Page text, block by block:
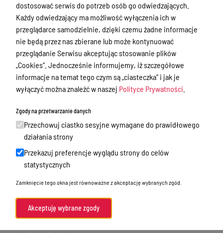
Ogłoszenia
Petycje
Nabór
Dyżury Aptek w Powiecie Ostródzkim
Komunikacja publiczna
Rada Miejska
Oświadczenia majątkowe
Akty prawne
Akty prawne - poprzednia wersja
Spisy
Gminna Komisja Rozwiązywania
Problemów Alkoholowych
dostosować serwis do potrzeb osób go odwiedzających.
Każdy odwiedzający ma możliwość wyłączenia ich w
przeglądarce samodzielnie, dzięki czemu żadne informacje
nie będą przez nas zbierane lub może kontynuować
przeglądanie Serwisu akceptując stosowanie plików
„Cookies”. Jednocześnie informujemy, iż szczegółowe
informacje na temat tego czym są „ciasteczka” i jak je
wyłączyć można znaleźć w naszej Polityce Prywatności
Zgody na przetwarzanie danych
Przechowuj ciastko sesyjne wymagane do prawidłowego
działania strony
Przekazuj preferencje wyglądu strony do celów
statystycznych
Zamknięcie tego okna jest równoważne z akceptację wybranych zgód.
Akceptuję wybrane zgody